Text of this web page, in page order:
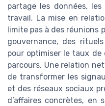
partage les données,
travail. La mise en
limite pas à des réunions
gouvernance, des
pour optimiser le taux de
parcours. Une relation
de transformer les
et des réseaux sociaux
d’affaires concrètes, en